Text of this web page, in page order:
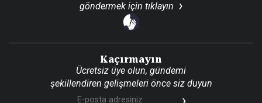
göndermek için tıklayın
Kaçırmayın
Ücretsiz üye olun, gündemi
şekillendiren gelişmeleri önce siz duyun